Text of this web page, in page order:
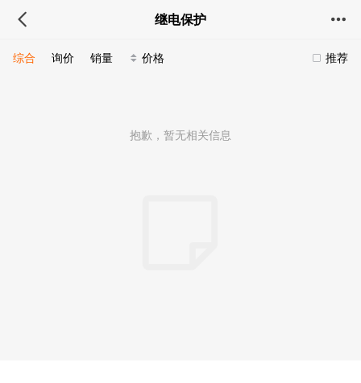
继电保护
推荐
综合 询价 销量 价格
抱歉，暂无相关信息